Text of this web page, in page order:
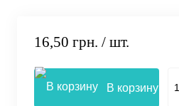
16,50 грн. / шт.
В корзину